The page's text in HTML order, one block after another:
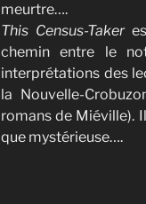
meurtre….
This Census-Taker
chemin entre le
interprétations des
la Nouvelle-
romans de Miéville).
que mystérieuse….